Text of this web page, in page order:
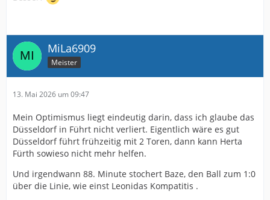
MiLa6909
Meister
13. Mai 2026 um 09:47
Mein Optimismus liegt eindeutig darin, dass ich glaube das
Düsseldorf in Führt nicht verliert. Eigentlich wäre es gut
Düsseldorf führt frühzeitig mit 2 Toren, dann kann Herta
Fürth sowieso nicht mehr helfen.
Und irgendwann 88. Minute stochert Baze, den Ball zum 1:0
über die Linie, wie einst Leonidas Kompatitis .